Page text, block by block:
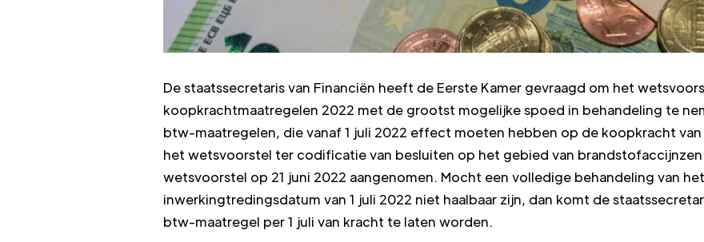
De staatssecretaris van Financiën heeft de Eerste Kamer gevraagd om het
koopkrachtmaatregelen 2022 met de grootst mogelijke spoed in behandeling te
btw-maatregelen, die vanaf 1 juli 2022 effect moeten hebben op de koopkracht van
het wetsvoorstel ter codificatie van besluiten op het gebied van
wetsvoorstel op 21 juni 2022 aangenomen. Mocht een volledige behandeling van
inwerkingtredingsdatum van 1 juli 2022 niet haalbaar zijn, dan komt de
btw-maatregel per 1 juli van kracht te laten worden.